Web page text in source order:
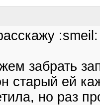
:smeil:
забрать
старый ей
но раз